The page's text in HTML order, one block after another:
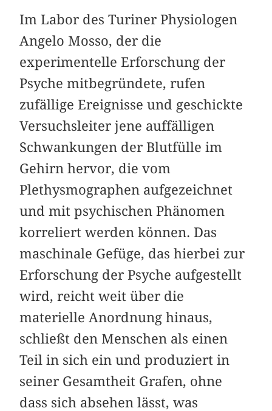
Im Labor des Turiner Physiologen
Angelo Mosso, der die
experimentelle Erforschung der
Psyche mitbegründete, rufen
zufällige Ereignisse und geschickte
Versuchsleiter jene auffälligen
Schwankungen der Blutfülle im
Gehirn hervor, die vom
Plethysmographen aufgezeichnet
und mit psychischen Phänomen
korreliert werden können. Das
maschinale Gefüge, das hierbei zur
Erforschung der Psyche aufgestellt
wird, reicht weit über die
materielle Anordnung hinaus,
schließt den Menschen als einen
Teil in sich ein und produziert in
seiner Gesamtheit Grafen, ohne
dass sich absehen lässt, was